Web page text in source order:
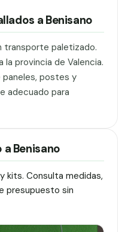
a Benisano
transporte paletizado.
la provincia de Valencia.
paneles, postes y
adecuado para
Benisano
kits. Consulta medidas,
presupuesto sin